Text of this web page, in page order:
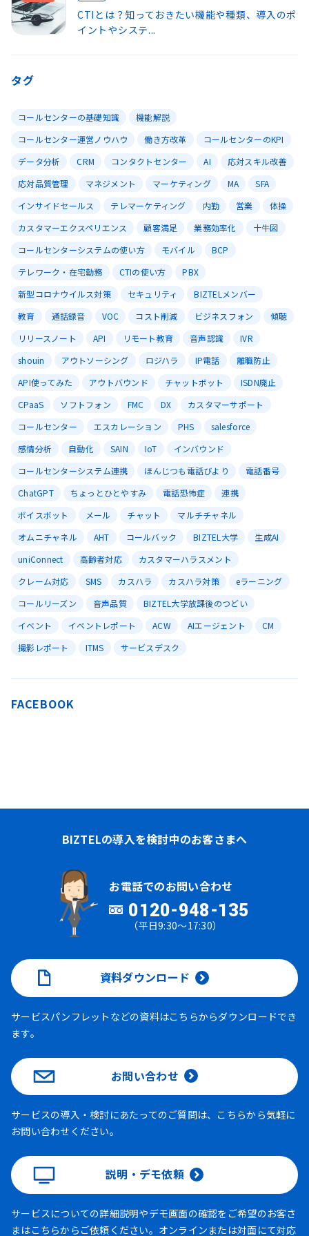
CTIとは？知っておきたい機能や種類、導入のポ
イントやシステ...
タグ
コールセンターの基礎知識
機能解説
コールセンター運営ノウハウ
働き方改革
コールセンターのKPI
データ分析
CRM コンタクトセンター AI
応対スキル改善
応対品質管理
マネジメント マーケティング MA
SFA
インサイドセールス
テレマーケティング 内勤 営業
体操
カスタマーエクスペリエンス
顧客満足 業務効率化
十牛図
コールセンターシステムの使い方
モバイル
BCP
テレワーク・在宅勤務
CTIの使い方
PBX
新型コロナウイルス対策
セキュリティ
BIZTELメンバー
教育
通話録音 VOC コスト削減 ビジネスフォン
傾聴
リリースノート
API リモート教育 音声認識
IVR
shouin
アウトソーシング ロジハラ IP電話
離職防止
API使ってみた
アウトバウンド チャットボット
ISDN廃止
CPaaS
ソフトフォン FMC DX
カスタマーサポート
コールセンター
エスカレーション PHS
salesforce
感情分析
自動化 SAIN IoT
インバウンド
コールセンターシステム連携
ほんじつも電話びより
電話番号
ChatGPT
ちょっとひとやすみ 電話恐怖症
連携
ボイスボット
メール チャット
マルチチャネル
オムニチャネル
AHT コールバック BIZTEL大学
生成AI
uniConnect
高齢者対応
カスタマーハラスメント
クレーム対応
SMS カスハラ カスハラ対策
eラーニング
コールリーズン
音声品質
BIZTEL大学放課後のつどい
イベント
イベントレポート ACW AIエージェント
CM
撮影レポート
ITMS サービスデスク
FACEBOOK
BIZTELの導入を検討中のお客さまへ
お電話でのお問い合わせ
0120-948-135
（平日9:30～17:30）
資料ダウンロード
サービスパンフレットなどの資料はこちらからダウンロードでき
ます。
お問い合わせ
サービスの導入・検討にあたってのご質問は、こちらから気軽に
お問い合わせください。
説明・デモ依頼
サービスについての詳細説明やデモ画面の確認をご希望のお客さ
まはこちらからご依頼ください。オンラインまたは対面にて対応